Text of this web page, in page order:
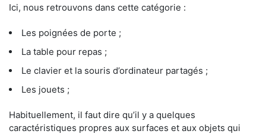
Ici, nous retrouvons dans cette catégorie :
Les poignées de porte ;
La table pour repas ;
Le clavier et la souris d’ordinateur partagés ;
Les jouets ;
Habituellement, il faut dire qu’il y a quelques
caractéristiques propres aux surfaces et aux objets qui